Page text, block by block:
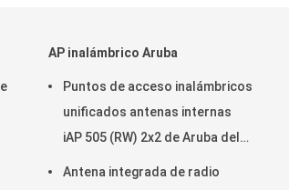
AP inalámbrico Aruba
Puntos de acceso inalámbricos
unificados antenas internas
iAP 505 (RW) 2x2 de Aruba del
Antena integrada de radio